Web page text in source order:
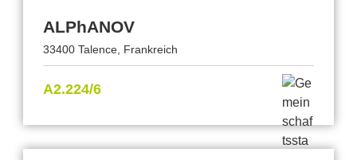
ALPhANOV
33400 Talence, Frankreich
A2.224/6